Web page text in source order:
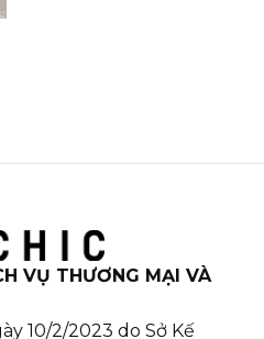
VỤ THƯƠNG MẠI VÀ
10/2/2023 do Sở Kế